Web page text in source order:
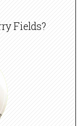
Fields?